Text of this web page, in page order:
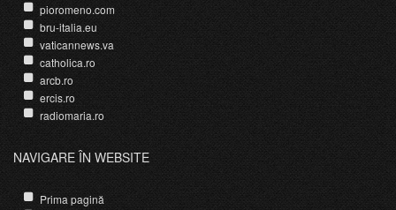
pioromeno.com
bru-italia.eu
vaticannews.va
catholica.ro
arcb.ro
ercis.ro
radiomaria.ro
NAVIGARE ÎN WEBSITE
Prima pagină